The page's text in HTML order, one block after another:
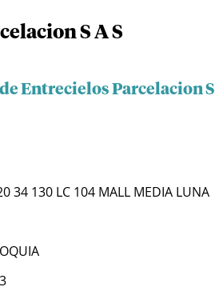
S A S
Entrecielos Parcelacion S
34 130 LC 104 MALL MEDIA LUNA